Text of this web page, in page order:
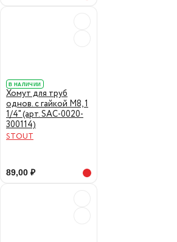
В НАЛИЧИИ
Хомут для труб
однов. с гайкой М8, 1
1/4" (арт. SAC-0020-
300114)
STOUT
89,00 ₽